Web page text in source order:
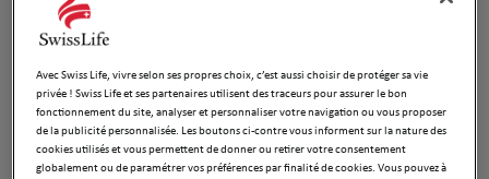
254 m
Numéro
Voir plus
Avec Swiss Life, vivre selon ses propres choix, c’est aussi choisir de protéger sa vie
privée ! Swiss Life et ses partenaires utilisent des traceurs pour assurer le bon
fonctionnement du site, analyser et personnaliser votre navigation ou vous proposer
de la publicité personnalisée. Les boutons ci-contre vous informent sur la nature des
cookies utilisés et vous permettent de donner ou retirer votre consentement
globalement ou de paramétrer vos préférences par finalité de cookies. Vous pouvez à